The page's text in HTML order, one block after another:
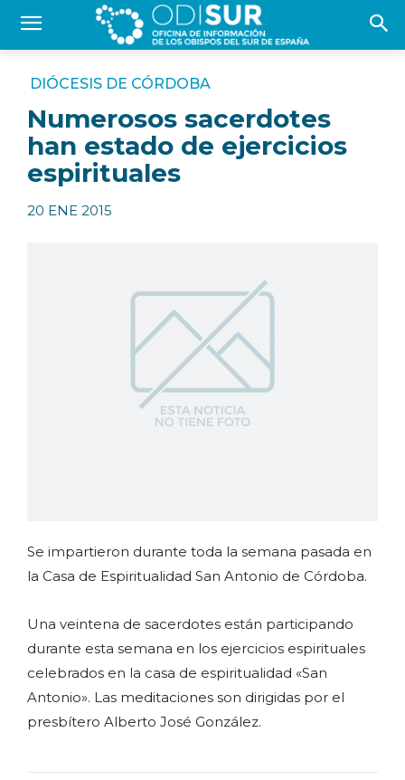
DIÓCESIS DE CÓRDOBA
Numerosos sacerdotes
han estado de ejercicios
espirituales
20 ENE 2015
Se impartieron durante toda la semana pasada en
la Casa de Espiritualidad San Antonio de Córdoba.
Una veintena de sacerdotes están participando
durante esta semana en los ejercicios espirituales
celebrados en la casa de espiritualidad «San
Antonio». Las meditaciones son dirigidas por el
presbítero Alberto José González.